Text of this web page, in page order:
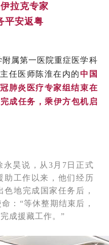
拉克专家
平安返粤
属第一医院重症医学科
任医师陈淮在内的中国
肺炎医疗专家组结束在
成任务，乘伊方包机启
永昊说，从3月7日正式
助工作以来，他们经历
地完成国家任务后，
：“等休整期结束后，
成援藏工作。”